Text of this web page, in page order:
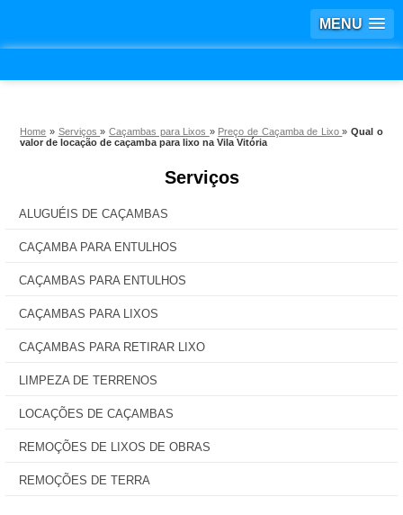
MENU
Home » Serviços» Caçambas para Lixos » Preço de Caçamba de Lixo»Qual o
valor de locação de caçamba para lixo na Vila Vitória
Serviços
ALUGUÉIS DE CAÇAMBAS
CAÇAMBA PARA ENTULHOS
CAÇAMBAS PARA ENTULHOS
CAÇAMBAS PARA LIXOS
CAÇAMBAS PARA RETIRAR LIXO
LIMPEZA DE TERRENOS
LOCAÇÕES DE CAÇAMBAS
REMOÇÕES DE LIXOS DE OBRAS
REMOÇÕES DE TERRA